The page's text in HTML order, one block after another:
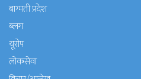
बाग्मती प्रदेश
ब्लग
यूरोप
लोकसेवा